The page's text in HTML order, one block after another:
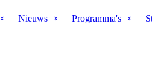
Nieuws Programma's